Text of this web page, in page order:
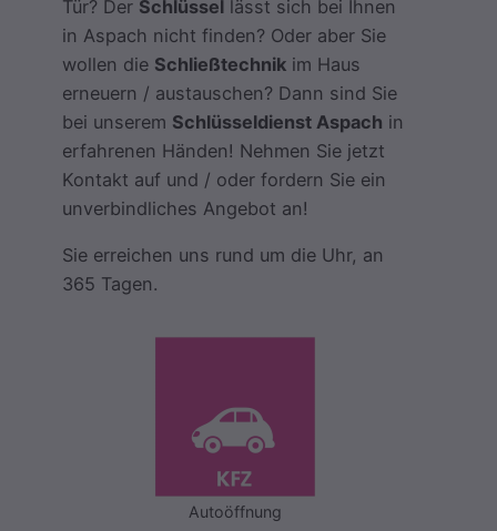
Tür? Der Schlüssel
lässt sich bei Ihnen
in Aspach nicht finden? Oder aber Sie
wollen die Schließtechnik im Haus
erneuern / austauschen? Dann sind Sie
bei unserem Schlüsseldienst Aspach in
erfahrenen Händen! Nehmen Sie jetzt
Kontakt auf und / oder fordern Sie ein
unverbindliches Angebot an!
Sie erreichen uns rund um die Uhr, an
365 Tagen.
Autoöffnung